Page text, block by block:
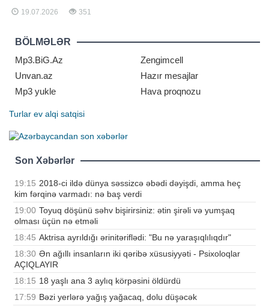
"Moskovski Komsomolets" nəşrinə
istinadən xəbər verir ki, məşhur
fəaliyyətini başa vura biləcəyini
bildirib. "Tanrını
19.07.2026 351
BÖLMƏLƏR
Mp3.BiG.Az
Zengimcell
Unvan.az
Hazır mesajlar
Mp3 yukle
Hava proqnozu
Turlar ev alqi satqisi
Son Xəbərlər
19:15 2018-ci ildə dünya səssizcə əbədi dəyişdi, amma heç
kim fərqinə varmadı: nə baş verdi
19:00 Toyuq döşünü səhv bişirirsiniz: ətin şirəli və yumşaq
olması üçün nə etməli
18:45 Aktrisa ayrıldığı ərinitəriflədi: "Bu nə yaraşıqlılıqdır"
18:30 Ən ağıllı insanların iki qəribə xüsusiyyəti - Psixoloqlar
AÇIQLAYIR
18:15 18 yaşlı ana 3 aylıq körpəsini öldürdü
17:59 Bəzi yerlərə yağış yağacaq, dolu düşəcək